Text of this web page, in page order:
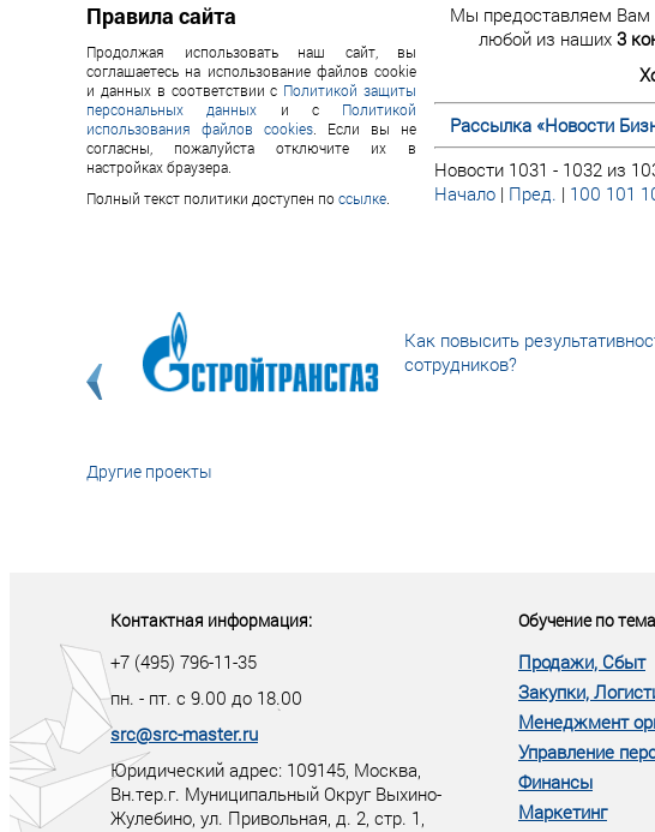
Правила сайта
Продолжая использовать наш сайт, вы
соглашаетесь на использование файлов cookie
и данных в соответствии с Политикой защиты
персональных данных и с Политикой
использования файлов cookies . Если вы не
согласны, пожалуйста отключите их в
настройках браузера.
Полный текст политики доступен поссылке
Мы предоставляем Вам
любой из наших 3
Рассылка «Новости
Новости 1031 - 1032 из
Начало | Пред. | 100 101
Как повысить
сотрудников?
Другие проекты
Контактная информация:
+7 (495) 796-11-35
пн. - пт. с 9.00 до 18.00
src@src-master.ru
Юридический адрес: 109145, Москва,
Вн.тер.г. Муниципальный Округ Выхино-
Жулебино, ул. Привольная, д. 2, стр. 1,
Обучение по
Продажи, Сбыт
Закупки,
Менеджмент
Управление
Финансы
Маркетинг